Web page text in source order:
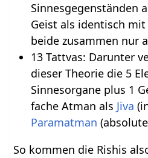
Sinnesgegenständen
Geist als identisch
beide zusammen nur
13 Tattvas: Darunter
dieser Theorie die 5
Sinnesorgane plus 1
fache Atman als Jiva
Paramatman
So kommen die Rishis